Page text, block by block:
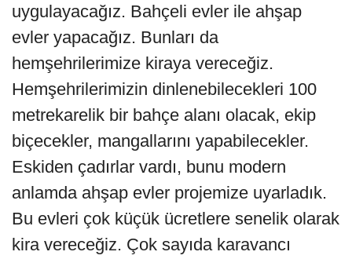
uygulayacağız. Bahçeli evler ile ahşap
evler yapacağız. Bunları da
hemşehrilerimize kiraya vereceğiz.
Hemşehrilerimizin dinlenebilecekleri 100
metrekarelik bir bahçe alanı olacak, ekip
biçecekler, mangallarını yapabilecekler.
Eskiden çadırlar vardı, bunu modern
anlamda ahşap evler projemize uyarladık.
Bu evleri çok küçük ücretlere senelik olarak
kira vereceğiz. Çok sayıda karavancı